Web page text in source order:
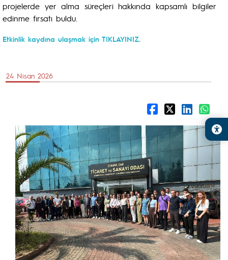
projelerde yer alma süreçleri hakkında kapsamlı bilgiler
edinme fırsatı buldu.
Etkinlik kaydına ulaşmak için TIKLAYINIZ.
24 Nisan 2026